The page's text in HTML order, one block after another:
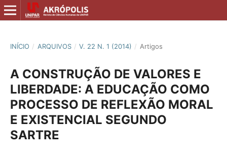
INÍCIO / ARQUIVOS / V. 22 N. 1 (2014) / Artigos
A CONSTRUÇÃO DE VALORES E
LIBERDADE: A EDUCAÇÃO COMO
PROCESSO DE REFLEXÃO MORAL
E EXISTENCIAL SEGUNDO
SARTRE